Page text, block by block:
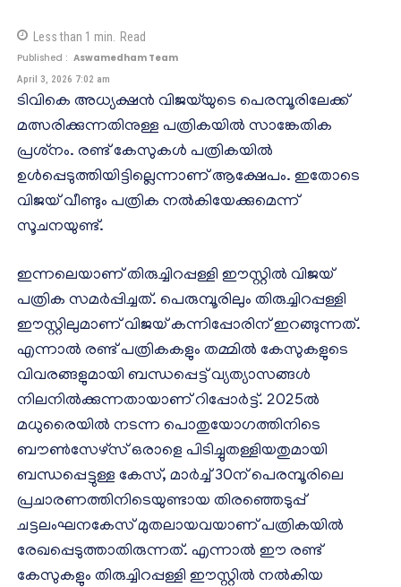
Less than 1 min. Read
Published : Aswamedham Team
April 3, 2026 7:02 am
ടിവികെ അധ്യക്ഷന്‍ വിജയ്‌യുടെ പെരമ്പൂരിലേക്ക്
മത്സരിക്കുന്നതിനുള്ള പത്രികയില്‍ സാങ്കേതിക
പ്രശ്‌നം. രണ്ട് കേസുകള്‍ പത്രികയില്‍
ഉള്‍പ്പെടുത്തിയിട്ടില്ലെന്നാണ് ആക്ഷേപം. ഇതോടെ
വിജയ് വീണ്ടും പത്രിക നല്‍കിയേക്കുമെന്ന്
സൂചനയുണ്ട്.
ഇന്നലെയാണ് തിരുച്ചിറപ്പള്ളി ഈസ്റ്റില്‍ വിജയ്
പത്രിക സമര്‍പ്പിച്ചത്. പെരുമ്പൂരിലും തിരുച്ചിറപ്പള്ളി
ഈസ്റ്റിലുമാണ് വിജയ് കന്നിപ്പോരിന് ഇറങ്ങുന്നത്.
എന്നാല്‍ രണ്ട് പത്രികകളും തമ്മില്‍ കേസുകളുടെ
വിവരങ്ങളുമായി ബന്ധപ്പെട്ട് വ്യത്യാസങ്ങള്‍
നിലനില്‍ക്കുന്നതായാണ് റിപ്പോര്‍ട്ട്. 2025ല്‍
മധുരൈയില്‍ നടന്ന പൊതുയോഗത്തിനിടെ
ബൗണ്‍സേഴ്‌സ് ഒരാളെ പിടിച്ചുതള്ളിയതുമായി
ബന്ധപ്പെട്ടുള്ള കേസ്, മാര്‍ച്ച് 30ന് പെരമ്പൂരിലെ
പ്രചാരണത്തിനിടെയുണ്ടായ തിരഞ്ഞെടുപ്പ്
ചട്ടലംഘനകേസ് മുതലായവയാണ് പത്രികയില്‍
രേഖപ്പെടുത്താതിരുന്നത്. എന്നാല്‍ ഈ രണ്ട്
കേസുകളും തിരുച്ചിറപ്പള്ളി ഈസ്റ്റില്‍ നല്‍കിയ